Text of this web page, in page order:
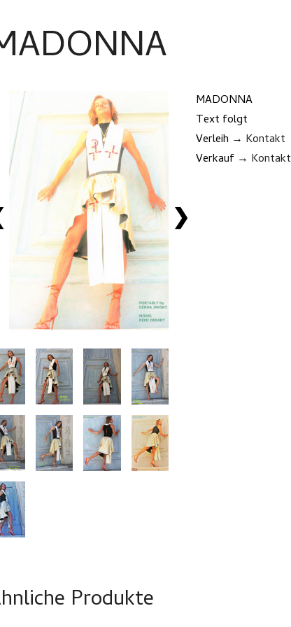
❯
MADONNA
Text folgt
Verleih → Kontakt
Verkauf → Kontakt
Produkte